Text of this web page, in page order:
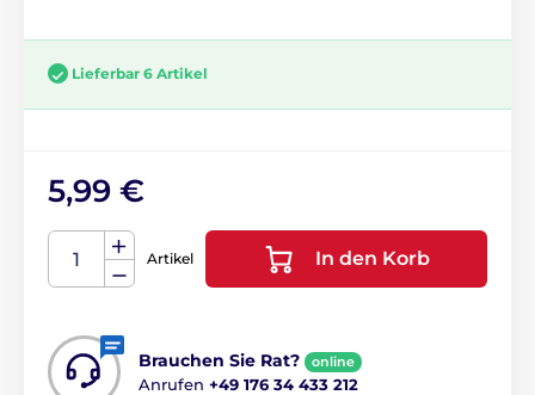
Lieferbar 6 Artikel
5,99 €
Artikel In den Korb
Brauchen Sie Rat? online
Anrufen +49 176 34 433 212